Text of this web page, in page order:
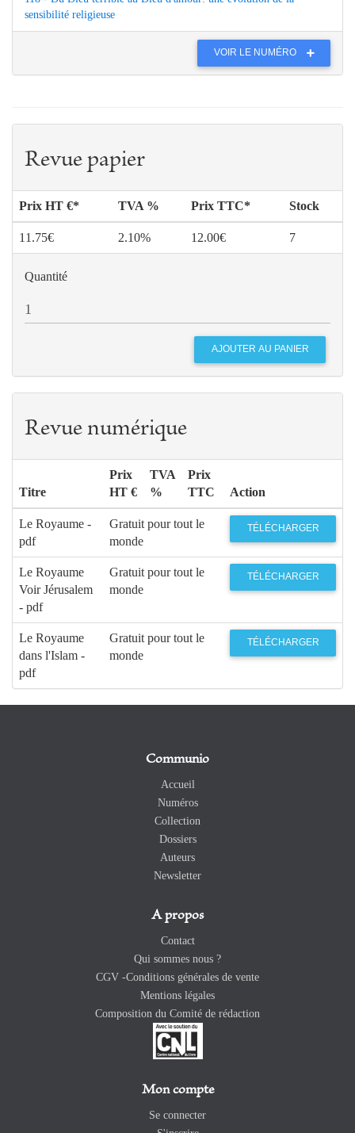
sensibilité religieuse
VOIR LE NUMÉRO
Revue papier
Prix HT €* TVA % Prix TTC* Stock
11.75€ 2.10% 12.00€ 7
Quantité
Revue numérique
Titre
Prix
HT €
TVA
%
Prix
TTC
Action
Le Royaume -
pdf
Gratuit pour tout le
monde
TÉLÉCHARGER
Le Royaume
Voir Jérusalem
- pdf
Gratuit pour tout le
monde
TÉLÉCHARGER
Le Royaume
dans l'Islam -
pdf
Gratuit pour tout le
monde
TÉLÉCHARGER
Communio
Accueil
Numéros
Collection
Dossiers
Auteurs
Newsletter
A propos
Contact
Qui sommes nous ?
CGV -Conditions générales de vente
Mentions légales
Composition du Comité de rédaction
Mon compte
Se connecter